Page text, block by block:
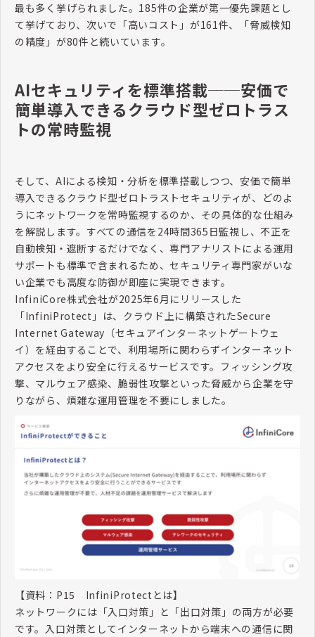
最も多く挙げられました。 185件の企業が第一優先課題とし
て挙げており、次いで「高いコスト」が161件、「脅威検知
の精度」が80件と続いています。
AIセキュリティを標準搭載──安価で
簡単導入できるクラウド型ゼロトラス
トの常時監視
そして、 AIによる検知・分析を標準搭載しつつ、安価で簡単
導入できるクラウド型ゼロトラストセキュリティが、どのよ
うにネットワークを常時監視するのか、その具体的な仕組み
を解説します。すべての通信を24時間365 日監視し、不正を
自動検知・遮断するだけでなく、専門アナリストによる運用
サポートも標準で含まれるため、セキュリティ専門家がいな
い企業でも高度な防御が即座に実現できます。
InfiniCore株式会社が2025年6月にリリースした
「InfiniProtect 」は、クラウド上に構築されたSecure
Internet Gateway （セキュアインターネットゲートウェ
イ）を経由することで、利用場所に関わらずインターネット
アクセスをより安全に行えるサービスです。フィッシング攻
撃、マルウェア感染、脆弱性攻撃といった脅威から企業を守
りながら、煩雑な運用管理を不要にしました。
【資料： P15 InfiniProtect とは】
ネットワークには「入口対策」と「出口対策」の両方が必要
です。入口対策としてインターネットから端末への通信に関